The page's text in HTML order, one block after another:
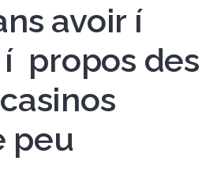
avoir í
propos des
peu